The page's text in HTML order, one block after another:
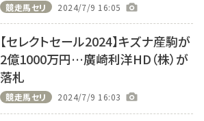
競走馬セリ 2024/7/9 16:05
【セレクトセール2024】キズナ産駒が
2億1000万円…廣崎利洋HD（株）が
落札
競走馬セリ 2024/7/9 16:03